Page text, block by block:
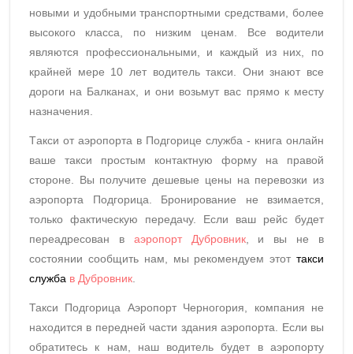
новыми и удобными транспортными средствами, более
высокого класса, по низким ценам. Все водители
являются профессиональными, и каждый из них, по
крайней мере 10 лет водитель такси. Они знают все
дороги на Балканах, и они возьмут вас прямо к месту
назначения.
Tакси от аэропорта в Подгорице служба - книга онлайн
ваше такси простым контактную форму на правой
стороне. Вы получите дешевые цены на перевозки из
аэропорта Подгорица. Бронирование не взимается,
только фактическую передачу. Если ваш рейс будет
переадресован в аэропорт Дубровник, и вы не в
состоянии сообщить нам, мы рекомендуем этот такси
служба в Дубровник
Такси Подгорица Аэропорт Черногория, компания не
находится в передней части здания аэропорта. Если вы
обратитесь к нам, наш водитель будет в аэропорту